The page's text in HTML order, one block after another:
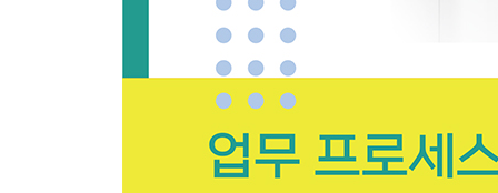
제 5장 생산 관리 업무와 관련 시스템(3) 원가 관리
5-1 종합 원가 계산과 개별 원가 계산, 전부 원가
5-2 5가지 원가 계산과 제조 원가 보고서의 작성
5-3 공정 인식과 지시서 구조, 원가 적산 흐름과 직
5-4 생산 관리 기능(9) 생산 매니지먼트: 실적에 의